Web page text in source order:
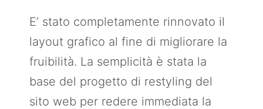
E’ stato completamente rinnovato il
layout grafico al fine di migliorare la
fruibilità. La semplicità è stata la
base del progetto di restyling del
sito web per redere immediata la